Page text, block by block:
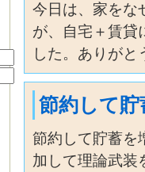
今日は、家をな
が、自宅＋賃貸
した。ありがと
節約して
節約して貯蓄を
加して理論武装